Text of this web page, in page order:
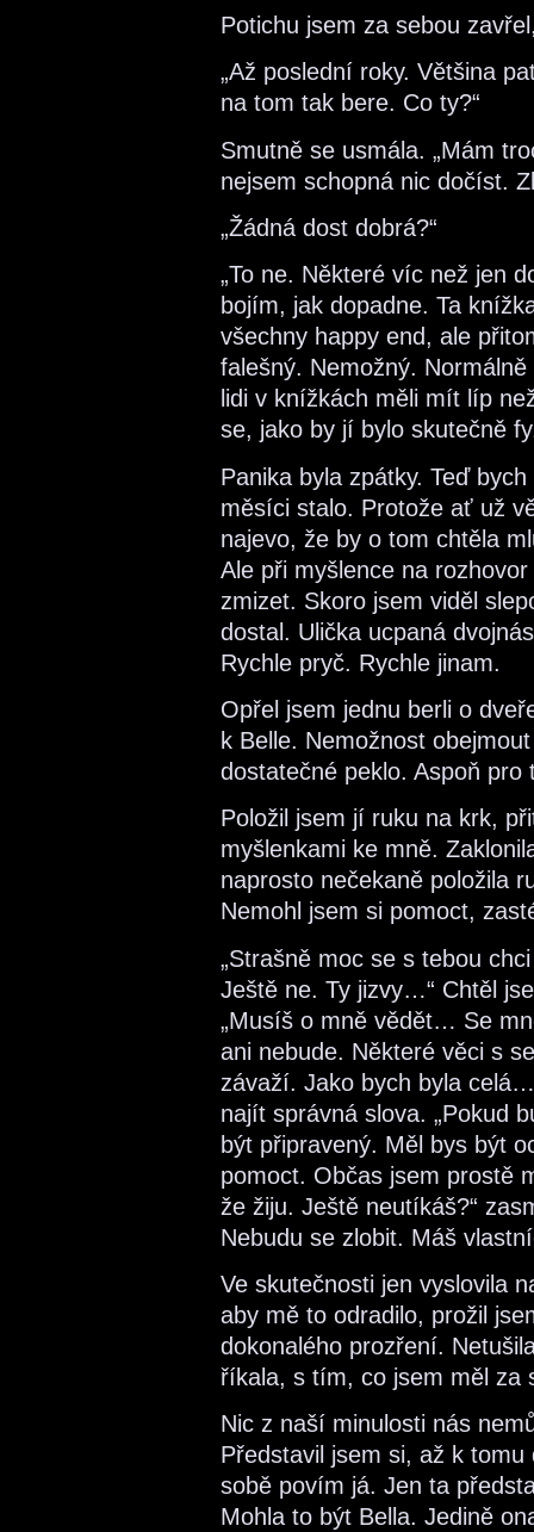
Potichu jsem za sebou
„Až poslední roky. Většina
na tom tak bere. Co ty?“
Smutně se usmála. „Mám
nejsem schopná nic dočíst.
„Žádná dost dobrá?“
„To ne. Některé víc než jen
bojím, jak dopadne. Ta
všechny happy end, ale
falešný. Nemožný.
lidi v knížkách měli mít líp
se, jako by jí bylo skutečně
Panika byla zpátky. Teď
měsíci stalo. Protože ať už
najevo, že by o tom chtěla
Ale při myšlence na
zmizet. Skoro jsem viděl
dostal. Ulička ucpaná
Rychle pryč. Rychle jinam.
Opřel jsem jednu berli o
k Belle. Nemožnost
dostatečné peklo. Aspoň pro
Položil jsem jí ruku na krk,
myšlenkami ke mně.
naprosto nečekaně položila
Nemohl jsem si pomoct,
„Strašně moc se s tebou
Ještě ne. Ty jizvy…“ Chtěl
„Musíš o mně vědět… Se
ani nebude. Některé věci s
závaží. Jako bych byla
najít správná slova. „Pokud
být připravený. Měl bys být
pomoct. Občas jsem prostě
že žiju. Ještě neutíkáš?“
Nebudu se zlobit. Máš
Ve skutečnosti jen vyslovila
aby mě to odradilo, prožil
dokonalého prozření.
říkala, s tím, co jsem měl za
Nic z naší minulosti nás
Představil jsem si, až k
sobě povím já. Jen ta
Mohla to být Bella. Jedině